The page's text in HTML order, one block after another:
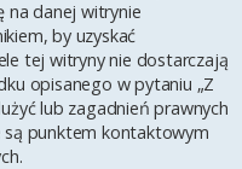
na danej witrynie
by uzyskać
tej witryny nie dostarczają
opisanego w pytaniu „Z
lub zagadnień prawnych
są punktem kontaktowym